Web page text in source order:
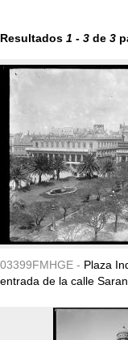
Resultados 1 - 3 de 3
03399FMHGE - Plaza
entrada de la calle